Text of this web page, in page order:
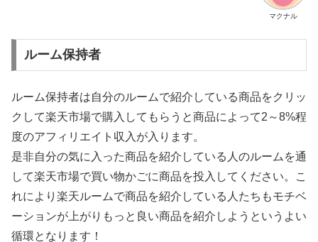
マクナル
ルーム保持者
ルーム保持者は自分のルームで紹介している商品をクリッ
クして楽天市場で購入してもらうと商品によって2～8%程
度のアフィリエイト収入が入ります。
是非自分の気に入った商品を紹介している人のルームを通
して楽天市場で買い物かごに商品を投入してください。こ
れにより楽天ルームで商品を紹介している人たちもモチベ
ーションが上がりもっと良い商品を紹介しようというよい
循環となります！